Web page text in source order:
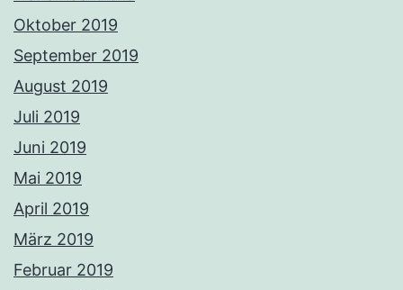
Oktober 2019
September 2019
August 2019
Juli 2019
Juni 2019
Mai 2019
April 2019
März 2019
Februar 2019